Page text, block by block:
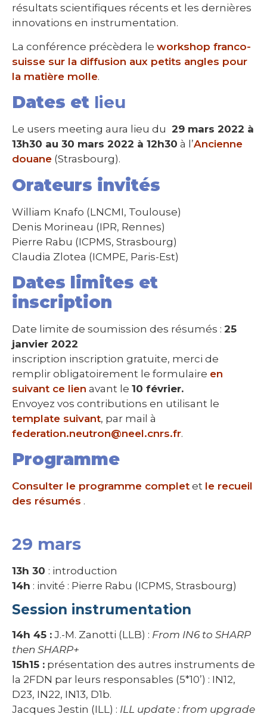
résultats scientifiques récents et les dernières
innovations en instrumentation.
La conférence précèdera le workshop franco-
suisse sur la diffusion aux petits angles pour
la matière molle.
Dates et lieu
Le users meeting aura lieu du 29 mars 2022 à
13h30 au 30 mars 2022 à 12h30 à l’Ancienne
douane (Strasbourg).
Orateurs invités
William Knafo (LNCMI, Toulouse)
Denis Morineau (IPR, Rennes)
Pierre Rabu (ICPMS, Strasbourg)
Claudia Zlotea (ICMPE, Paris-Est)
Dates limites et
inscription
Date limite de soumission des résumés : 25
janvier 2022
inscription inscription gratuite, merci de
remplir obligatoirement le formulaire en
suivant ce lien avant le 10 février.
Envoyez vos contributions en utilisant le
template suivant, par mail à
federation.neutron@neel.cnrs.fr.
Programme
Consulter le programme complet et le recueil
des résumés .
29 mars
13h 30 : introduction
14h : invité : Pierre Rabu (ICPMS, Strasbourg)
Session instrumentation
14h 45 : J.-M. Zanotti (LLB) : From IN6 to SHARP
then SHARP+
15h15 : présentation des autres instruments de
la 2FDN par leurs responsables (5*10’) : IN12,
D23, IN22, IN13, D1b.
Jacques Jestin (ILL) : ILL update : from upgrade